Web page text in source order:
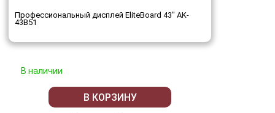
Профессиональный дисплей EliteBoard 43" AK-
43B51
В наличии
В КОРЗИНУ